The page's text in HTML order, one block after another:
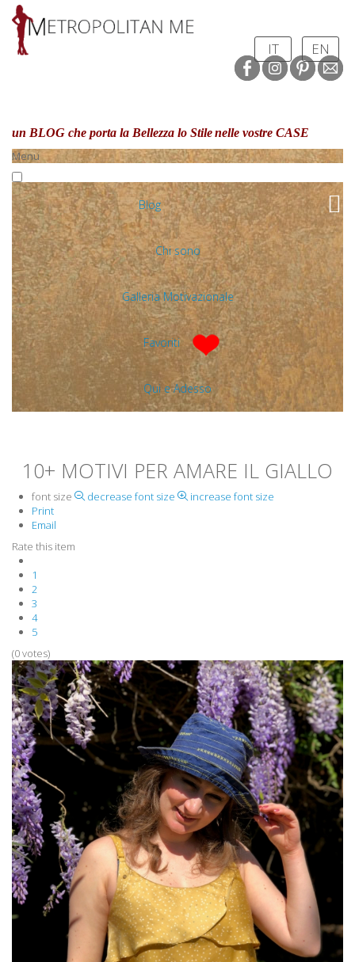
IT EN
un BLOG che porta la Bellezza lo Stilenelle vostre CASE
Menu
Blog
Chi sono
Galleria Motivazionale
Favoriti
Qui e Adesso
10+ MOTIVI PER AMARE IL GIALLO
font size decrease font size
increase font size
Print
Email
Rate this item
1
2
3
4
5
(0 votes)